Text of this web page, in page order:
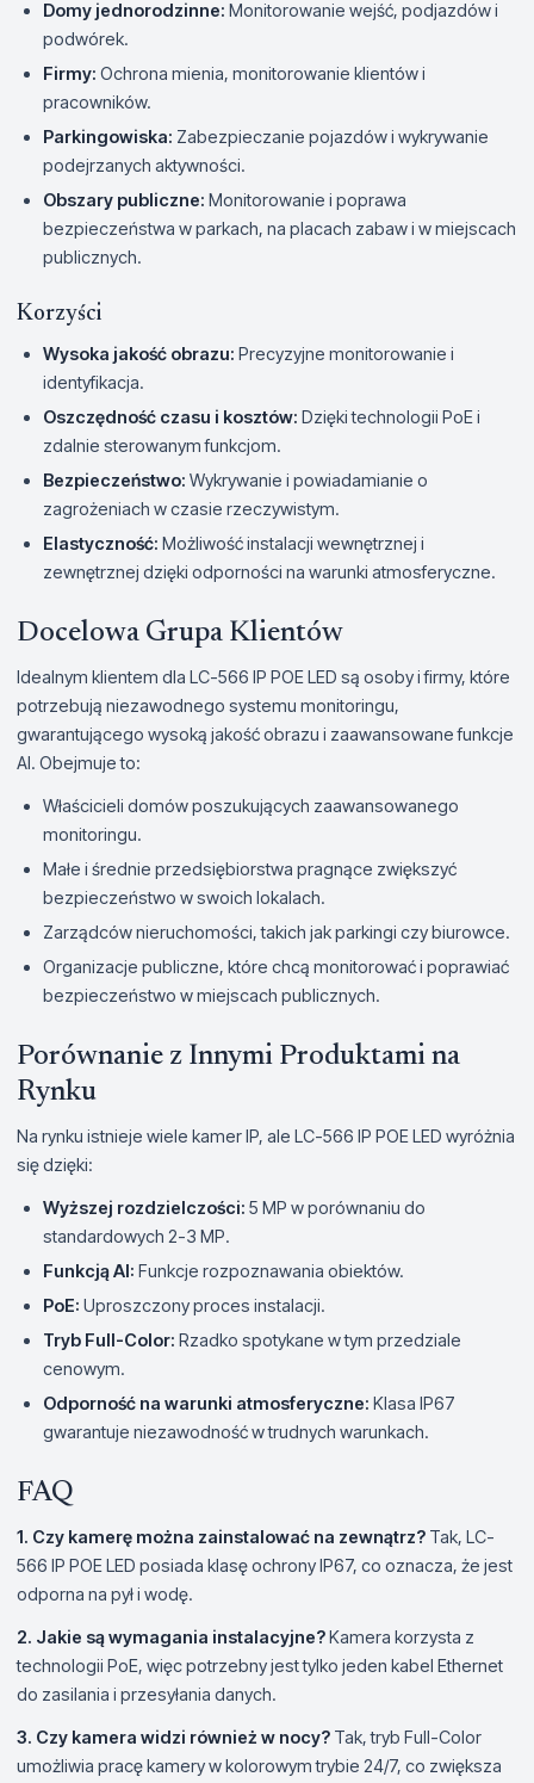
Domy jednorodzinne: Monitorowanie wejść, podjazdów i
podwórek.
Firmy: Ochrona mienia, monitorowanie klientów i
pracowników.
Parkingowiska: Zabezpieczanie pojazdów i wykrywanie
podejrzanych aktywności.
Obszary publiczne: Monitorowanie i poprawa
bezpieczeństwa w parkach, na placach zabaw i w miejscach
publicznych.
Korzyści
Wysoka jakość obrazu: Precyzyjne monitorowanie i
identyfikacja.
Oszczędność czasu i kosztów: Dzięki technologii PoE i
zdalnie sterowanym funkcjom.
Bezpieczeństwo: Wykrywanie i powiadamianie o
zagrożeniach w czasie rzeczywistym.
Elastyczność: Możliwość instalacji wewnętrznej i
zewnętrznej dzięki odporności na warunki atmosferyczne.
Docelowa Grupa Klientów
Idealnym klientem dla LC-566 IP POE LED są osoby i firmy, które
potrzebują niezawodnego systemu monitoringu,
gwarantującego wysoką jakość obrazu i zaawansowane funkcje
AI. Obejmuje to:
Właścicieli domów poszukujących zaawansowanego
monitoringu.
Małe i średnie przedsiębiorstwa pragnące zwiększyć
bezpieczeństwo w swoich lokalach.
Zarządców nieruchomości, takich jak parkingi czy biurowce.
Organizacje publiczne, które chcą monitorować i poprawiać
bezpieczeństwo w miejscach publicznych.
Porównanie z Innymi Produktami na
Rynku
Na rynku istnieje wiele kamer IP, ale LC-566 IP POE LED wyróżnia
się dzięki:
Wyższej rozdzielczości: 5 MP w porównaniu do
standardowych 2-3 MP.
Funkcją AI: Funkcje rozpoznawania obiektów.
PoE: Uproszczony proces instalacji.
Tryb Full-Color: Rzadko spotykane w tym przedziale
cenowym.
Odporność na warunki atmosferyczne: Klasa IP67
gwarantuje niezawodność w trudnych warunkach.
FAQ
1. Czy kamerę można zainstalować na zewnątrz? Tak, LC-
566 IP POE LED posiada klasę ochrony IP67, co oznacza, że jest
odporna na pył i wodę.
2. Jakie są wymagania instalacyjne?Kamera korzysta z
technologii PoE, więc potrzebny jest tylko jeden kabel Ethernet
do zasilania i przesyłania danych.
3. Czy kamera widzi również w nocy? Tak, tryb Full-Color
umożliwia pracę kamery w kolorowym trybie 24/7, co zwiększa